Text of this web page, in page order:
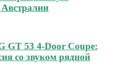
GT 53 4-Door Coupe:
со звуком рядной